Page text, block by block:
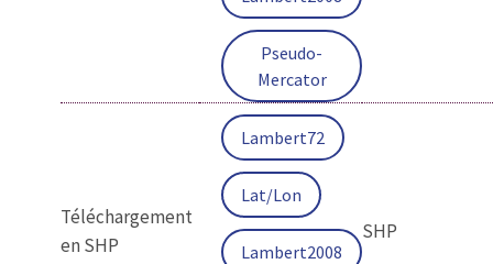
Pseudo-
Mercator
Téléchargement
en SHP
Lambert72
Lat/Lon
Lambert2008
SHP